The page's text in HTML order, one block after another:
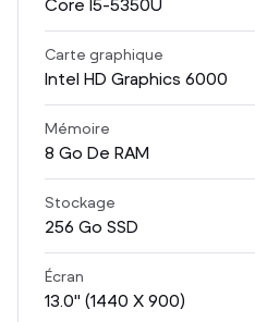
Core I5-5350U
Carte graphique
Intel HD Graphics 6000
Mémoire
8 Go De RAM
Stockage
256 Go SSD
Écran
13.0" (1440 X 900)